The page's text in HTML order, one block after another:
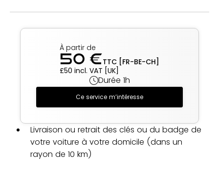
Livraison ou retrait des clés ou du badge de
votre voiture à votre domicile (dans un
rayon de 10 km)
À partir de
50 €TTC [FR-BE-CH]
£50 incl. VAT [UK]
Durée 1h
Ce service m’intéresse